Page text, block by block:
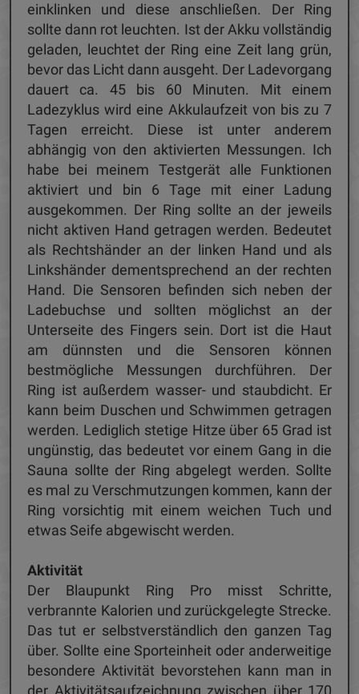
einklinken und diese anschließen. Der Ring
sollte dann rot leuchten. Ist der Akku vollständig
geladen, leuchtet der Ring eine Zeit lang grün,
bevor das Licht dann ausgeht. Der Ladevorgang
dauert ca. 45 bis 60 Minuten. Mit einem
Ladezyklus wird eine Akkulaufzeit von bis zu 7
Tagen erreicht. Diese ist unter anderem
abhängig von den aktivierten Messungen. Ich
habe bei meinem Testgerät alle Funktionen
aktiviert und bin 6 Tage mit einer Ladung
ausgekommen. Der Ring sollte an der jeweils
nicht aktiven Hand getragen werden. Bedeutet
als Rechtshänder an der linken Hand und als
Linkshänder dementsprechend an der rechten
Hand. Die Sensoren befinden sich neben der
Ladebuchse und sollten möglichst an der
Unterseite des Fingers sein. Dort ist die Haut
am dünnsten und die Sensoren können
bestmögliche Messungen durchführen. Der
Ring ist außerdem wasser- und staubdicht. Er
kann beim Duschen und Schwimmen getragen
werden. Lediglich stetige Hitze über 65 Grad ist
ungünstig, das bedeutet vor einem Gang in die
Sauna sollte der Ring abgelegt werden. Sollte
es mal zu Verschmutzungen kommen, kann der
Ring vorsichtig mit einem weichen Tuch und
etwas Seife abgewischt werden.
Aktivität
Der Blaupunkt Ring Pro misst Schritte,
verbrannte Kalorien und zurückgelegte Strecke.
Das tut er selbstverständlich den ganzen Tag
über. Sollte eine Sporteinheit oder anderweitige
besondere Aktivität bevorstehen kann man in
der Aktivitätsaufzeichnung zwischen über 170